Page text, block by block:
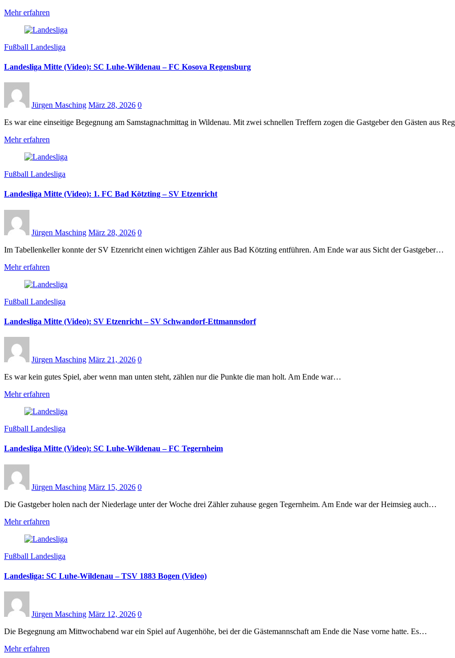
Mehr erfahren
Fußball Landesliga
Landesliga Mitte (Video): SC Luhe-Wildenau – FC Kosova Regensburg
Jürgen Masching März 28, 2026 0
Es war eine einseitige Begegnung am Samstagnachmittag in Wildenau. Mit zwei schnellen Treffern zogen die Gastgeber den Gästen aus
Mehr erfahren
Fußball Landesliga
Landesliga Mitte (Video): 1. FC Bad Kötzting – SV Etzenricht
Jürgen Masching März 28, 2026 0
Im Tabellenkeller konnte der SV Etzenricht einen wichtigen Zähler aus Bad Kötzting entführen. Am Ende war aus Sicht der Gastgeber…
Mehr erfahren
Fußball Landesliga
Landesliga Mitte (Video): SV Etzenricht – SV Schwandorf-Ettmannsdorf
Jürgen Masching März 21, 2026 0
Es war kein gutes Spiel, aber wenn man unten steht, zählen nur die Punkte die man holt. Am Ende war…
Mehr erfahren
Fußball Landesliga
Landesliga Mitte (Video): SC Luhe-Wildenau – FC Tegernheim
Jürgen Masching März 15, 2026 0
Die Gastgeber holen nach der Niederlage unter der Woche drei Zähler zuhause gegen Tegernheim. Am Ende war der Heimsieg auch…
Mehr erfahren
Fußball Landesliga
Landesliga: SC Luhe-Wildenau – TSV 1883 Bogen (Video)
Jürgen Masching März 12, 2026 0
Die Begegnung am Mittwochabend war ein Spiel auf Augenhöhe, bei der die Gästemannschaft am Ende die Nase vorne hatte. Es…
Mehr erfahren